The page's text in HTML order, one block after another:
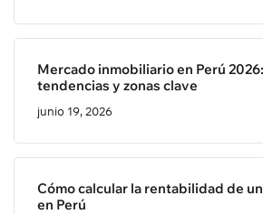
Mercado inmobiliario en Perú
tendencias y zonas clave
junio 19, 2026
Cómo calcular la rentabilidad de
en Perú